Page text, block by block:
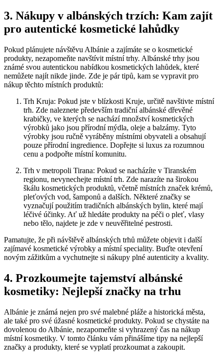
3. Nákupy v⁣ albánských trzích: Kam zajít
pro autentické kosmetické lahůdky
Pokud plánujete ⁣návštěvu Albánie a zajímáte se o kosmetické
produkty,‍ nezapomeňte ⁣navštívit místní trhy. Albánské trhy jsou
⁣známé svou ⁣autentickou nabídkou kosmetických ​lahůdek, které
nemůžete najít nikde jinde. Zde‌ je⁣ pár tipů, kam⁢ se ⁤vypravit ‌pro
nákup těchto​ místních produktů:
Trh Kruja: Pokud ⁣jste⁢ v ⁤blízkosti Kruje, určitě navštivte místní
trh. Zde ‍naleznete především tradiční albánské ⁢dřevěné
krabičky, ve kterých⁣ se nachází množství kosmetických
výrobků jako jsou přírodní mýdla, oleje a balzámy. Tyto
výrobky ‌jsou ‍ručně vyráběny místními⁣ obyvateli ⁢a​ obsahují⁤
pouze přírodní ingredience.‌ Dopřejte si luxus za ‍rozumnou
cenu a⁣ podpořte⁣ místní komunitu.
Trh v⁤ metropoli Tirana: Pokud se nacházíte v Tiranském
‌regionu, nevynechejte místní trh. ⁤Zde narazíte na širokou
škálu kosmetických ‍produktů, včetně ⁢místních značek krémů,
pleťových vod, šamponů‍ a dalších. Některé⁢ značky ⁤se
‍vyznačují‍ použitím tradičních albánských ⁣bylin, které mají​
léčivé⁤ účinky. Ať ‌už hledáte produkty⁢ na péči o pleť, vlasy
nebo tělo, najdete je⁢ zde ⁤v ⁤neuvěřitelné⁤ pestrosti.
Pamatujte, ‌že při návštěvě albánských trhů můžete objevit i další
zajímavé​ kosmetické výrobky a místní speciality. Buďte‌ otevření⁣
novým⁢ zážitkům a⁢ vychutnejte si nákupy plné autenticity a kvality.
4. ‍Prozkoumejte tajemství ⁢albánské
kosmetiky: Nejlepší značky ⁤na trhu
Albánie ⁢je známá nejen pro své‍ malebné pláže ‍a historická‌ města,
ale ⁤také pro své úžasné kosmetické‍ produkty.⁤ Pokud ‌se‍ chystáte na
dovolenou do Albánie, nezapomeňte si vyhrazený čas na nákup​
místní kosmetiky. V ⁣tomto článku⁣ vám přinášíme tipy⁢ na nejlepší‍
značky a produkty, které se vyplatí‍ prozkoumat ​a⁣ zakoupit.